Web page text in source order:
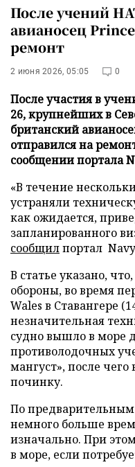
После учений
авианосец
ремонт
2 июня 2026, 05:05 0
После участия в
26, крупнейших в
британский
отправился на
сообщении портала
«В течение
устраняли
как ожидается,
запланированного
сообщилпортал
В статье указано,
обороны, во время
Wales в Ставангере
незначительная
судно вышло в море
противолодочных
мангуст», после чего
починку.
По
немного больше
изначально. При
в море, если